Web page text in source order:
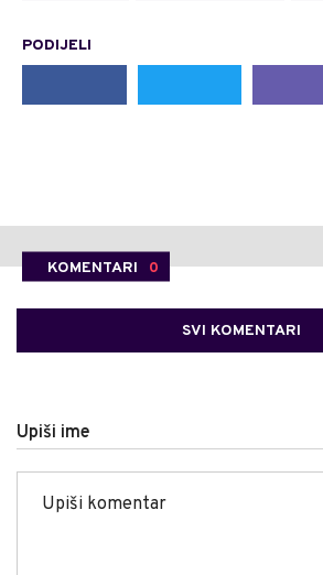
PODIJELI
KOMENTARI 0
SVI KOMENTARI
Upiši ime